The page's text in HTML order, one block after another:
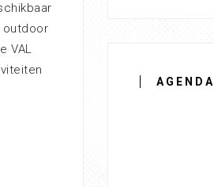
outdoor
VAL
AGENDA